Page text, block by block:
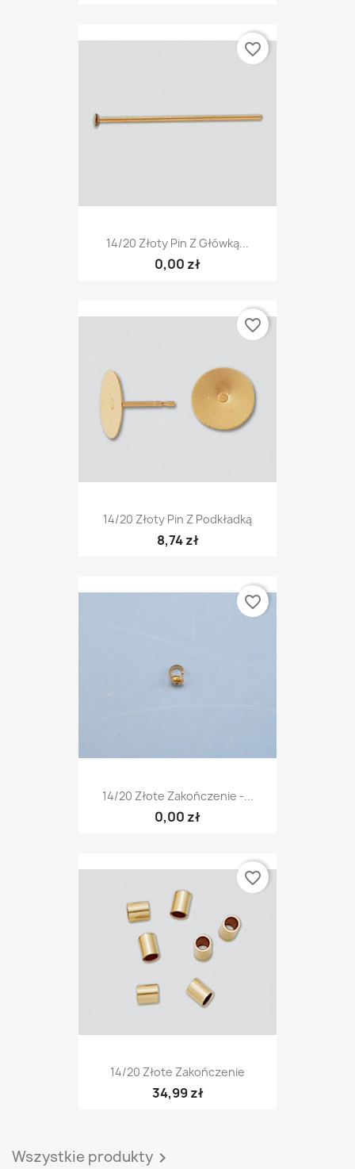
14/20 Złoty Pin Z Główką...
0,00 zł
favorite_border
14/20 Złoty Pin Z Podkładką
8,74 zł
favorite_border
14/20 Złote Zakończenie -...
0,00 zł
favorite_border
14/20 Złote Zakończenie
34,99 zł
favorite_border
Wszystkie produkty 